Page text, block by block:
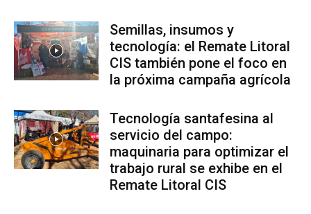
Semillas, insumos y
tecnología: el Remate Litoral
CIS también pone el foco en
la próxima campaña agrícola
Tecnología santafesina al
servicio del campo:
maquinaria para optimizar el
trabajo rural se exhibe en el
Remate Litoral CIS